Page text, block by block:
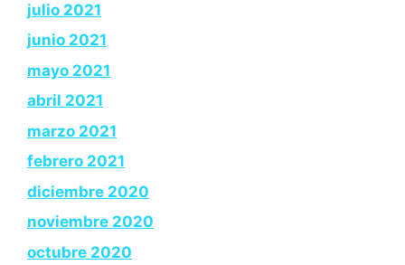
julio 2021
junio 2021
mayo 2021
abril 2021
marzo 2021
febrero 2021
diciembre 2020
noviembre 2020
octubre 2020